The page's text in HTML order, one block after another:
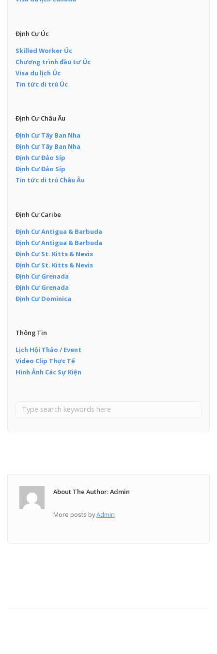
Định Cư Úc
Skilled Worker Úc
Chương trình đầu tư Úc
Visa du lịch Úc
Tin tức di trú Úc
Định Cư Châu Âu
Định Cư Tây Ban Nha
Định Cư Tây Ban Nha
Định Cư Đảo Síp
Định Cư Đảo Síp
Tin tức di trú Châu Âu
Định Cư Caribe
Định Cư Antigua & Barbuda
Định Cư Antigua & Barbuda
Định Cư St. Kitts & Nevis
Định Cư St. Kitts & Nevis
Định Cư Grenada
Định Cư Grenada
Định Cư Dominica
Thông Tin
Lịch Hội Thảo / Event
Video Clip Thực Tế
Hình Ảnh Các Sự Kiện
About The Author: Admin
More posts byAdmin